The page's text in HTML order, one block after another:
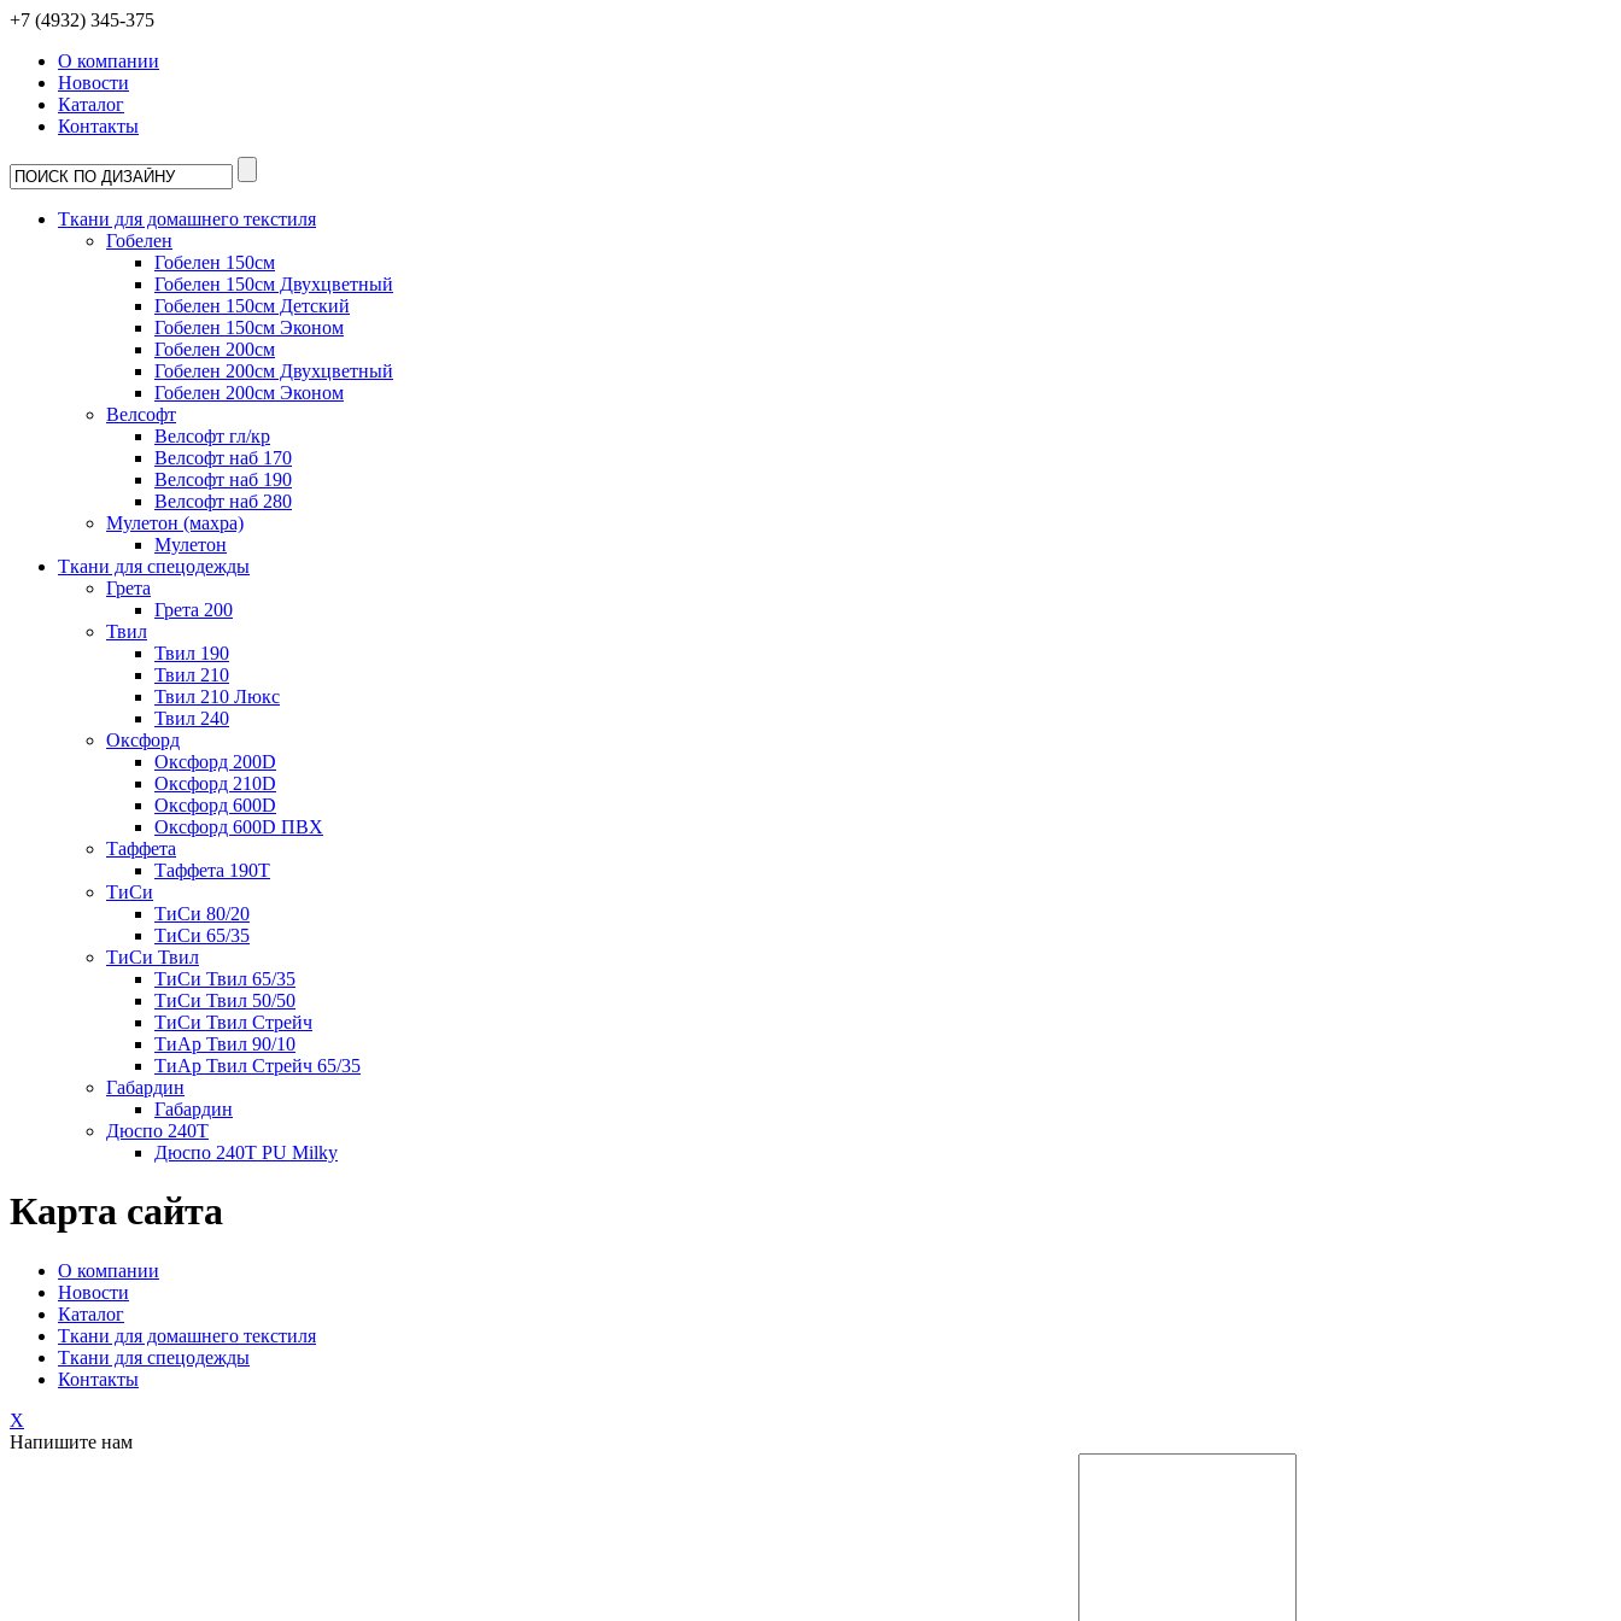
+7 (4932) 345-375
О компании
Новости
Каталог
Контакты
Ткани для домашнего текстиля
Гобелен
Гобелен 150см
Гобелен 150см Двухцветный
Гобелен 150см Детский
Гобелен 150см Эконом
Гобелен 200см
Гобелен 200см Двухцветный
Гобелен 200см Эконом
Велсофт
Велсофт гл/кр
Велсофт наб 170
Велсофт наб 190
Велсофт наб 280
Мулетон (махра)
Мулетон
Ткани для спецодежды
Грета
Грета 200
Твил
Твил 190
Твил 210
Твил 210 Люкс
Твил 240
Оксфорд
Оксфорд 200D
Оксфорд 210D
Оксфорд 600D
Оксфорд 600D ПВХ
Таффета
Таффета 190T
ТиСи
ТиСи 80/20
ТиСи 65/35
ТиСи Твил
ТиСи Твил 65/35
ТиСи Твил 50/50
ТиСи Твил Стрейч
ТиАр Твил 90/10
ТиАр Твил Стрейч 65/35
Габардин
Габардин
Дюспо 240Т
Дюспо 240Т PU Milky
Карта сайта
О компании
Новости
Каталог
Ткани для домашнего текстиля
Ткани для спецодежды
Контакты
X
Напишите нам